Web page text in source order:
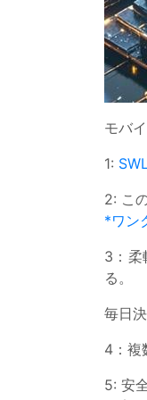
モバ
1:
2: こ
*ワン
3：柔
る。
毎日
4：複
5: 安